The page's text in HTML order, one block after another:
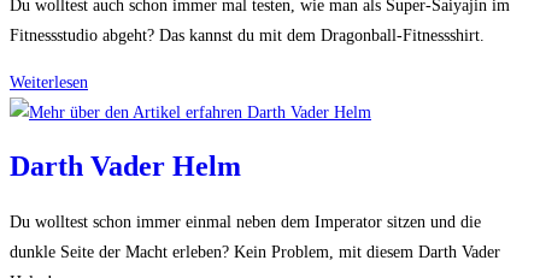
Du wolltest auch schon immer mal testen, wie man als Super-Saiyajin im
Fitnessstudio abgeht? Das kannst du mit dem Dragonball-Fitnessshirt.
Weiterlesen
Fitnessshirt
Darth Vader Helm
Du wolltest schon immer einmal neben dem Imperator sitzen und die
dunkle Seite der Macht erleben? Kein Problem, mit diesem Darth Vader